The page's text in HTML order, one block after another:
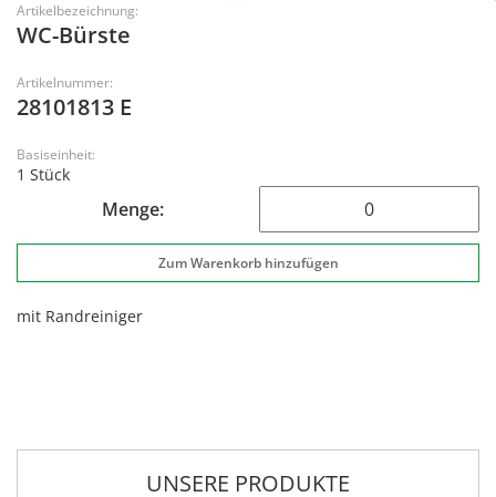
Artikelbezeichnung:
WC-Bürste
Artikelnummer:
28101813 E
Basiseinheit:
1 Stück
Menge:
mit Randreiniger
UNSERE PRODUKTE